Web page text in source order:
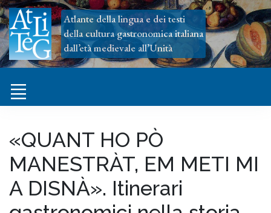
Atlante della lingua e dei testi
della cultura gastronomica italiana
dall’età medievale all’Unità
«QUANT HO PÒ
MANESTRÀT, EM METI MI
A DISNÀ». Itinerari